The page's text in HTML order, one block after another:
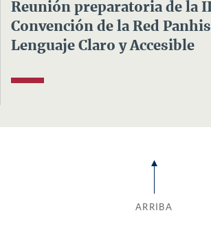
Reunión preparatoria de la
Convención de la Red
Lenguaje Claro y Accesible
ARRIBA